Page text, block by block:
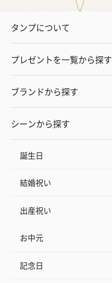
タンプについて
プレゼントを一覧から探す
ブランドから探す
シーンから探す
誕生日
結婚祝い
出産祝い
お中元
記念日